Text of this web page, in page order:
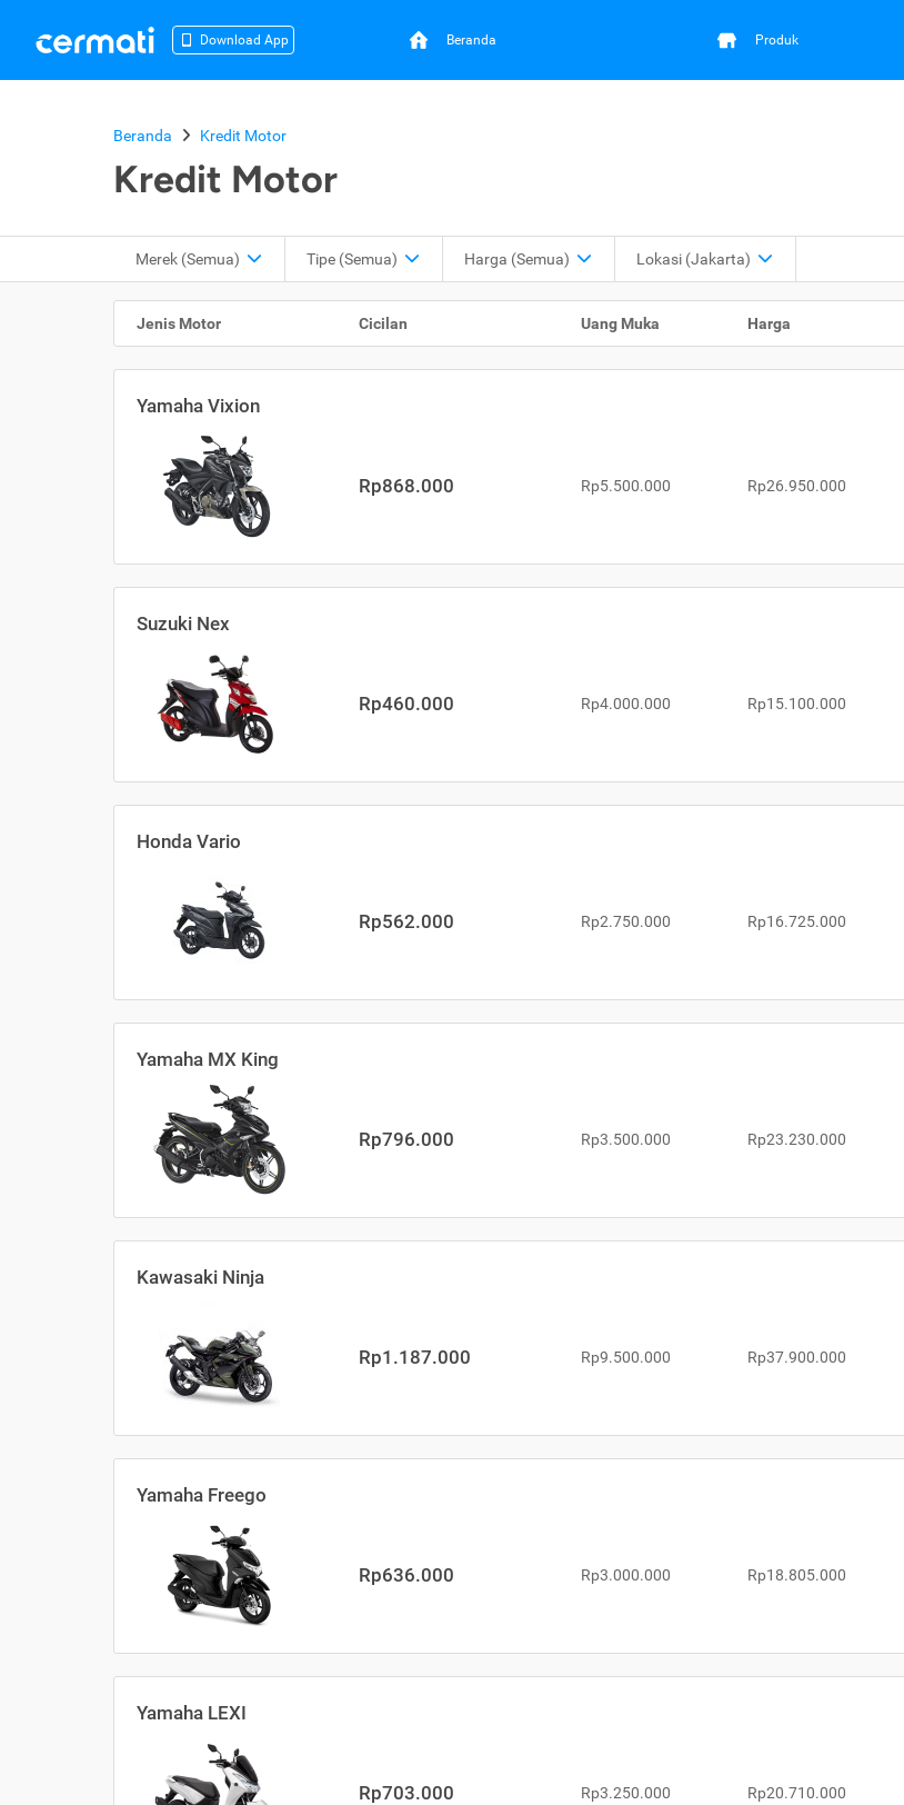
Download App Beranda Produk
Beranda Kredit Motor
Kredit Motor
Merek (Semua) Tipe (Semua) Harga (Semua) Lokasi (Jakarta)
Jenis Motor Cicilan Uang Muka Harga
Yamaha Vixion
Rp868.000 Rp5.500.000 Rp26.950.000
Suzuki Nex
Rp460.000 Rp4.000.000 Rp15.100.000
Honda Vario
Rp562.000 Rp2.750.000 Rp16.725.000
Yamaha MX King
Rp796.000 Rp3.500.000 Rp23.230.000
Kawasaki Ninja
Rp1.187.000 Rp9.500.000 Rp37.900.000
Yamaha Freego
Rp636.000 Rp3.000.000 Rp18.805.000
Yamaha LEXI
Rp703.000 Rp3.250.000 Rp20.710.000